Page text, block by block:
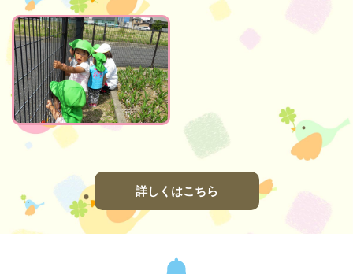
詳しくはこちら